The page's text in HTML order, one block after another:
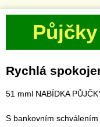
Rychlá
51 mml NABÍDKA
S bankovním